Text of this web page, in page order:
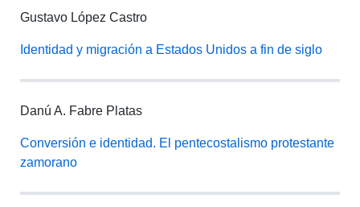
Gustavo López Castro
Identidad y migración a Estados Unidos a fin de siglo
Danú A. Fabre Platas
Conversión e identidad. El pentecostalismo protestante
zamorano